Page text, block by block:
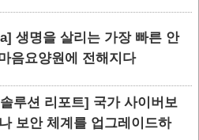
생명을 살리는 가장 빠른 안
음요양원에 전해지다
루션 리포트] 국가 사이버보
보안 체계를 업그레이드하